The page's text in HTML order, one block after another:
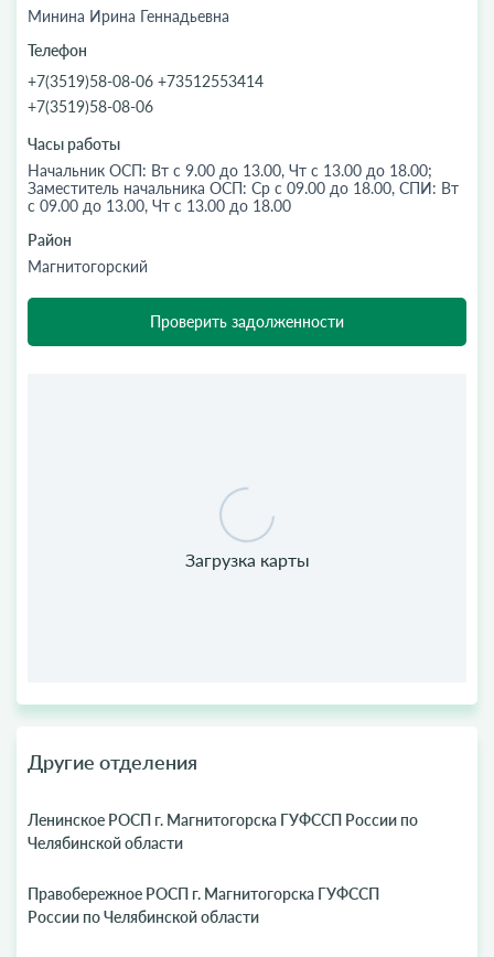
Минина Ирина Геннадьевна
Телефон
+7(3519)58-08-06 +73512553414
+7(3519)58-08-06
Часы работы
Начальник ОСП: Вт с 9.00 до 13.00, Чт с 13.00 до 18.00;
Заместитель начальника ОСП: Ср с 09.00 до 18.00, СПИ: Вт
с 09.00 до 13.00, Чт с 13.00 до 18.00
Район
Магнитогорский
Проверить задолженности
Другие отделения
Ленинское РОСП г. Магнитогорска ГУФССП России по
Челябинской области
Правобережное РОСП г. Магнитогорска ГУФССП
России по Челябинской области